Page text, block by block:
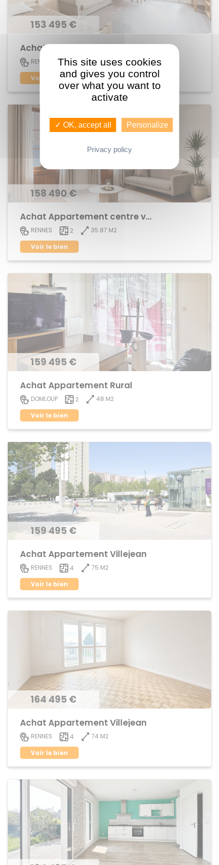
153 495 €
Achat Appartement Villejean
RENNES 3
64 M2
Voir le bien
158 490 €
Achat Appartement centre ville
RENNES 2
35.87 M2
Voir le bien
159 495 €
Achat Appartement Rural
DOMLOUP 2
48 M2
Voir le bien
159 495 €
Achat Appartement Villejean
RENNES 4
75 M2
Voir le bien
164 495 €
Achat Appartement Villejean
RENNES 4
74 M2
Voir le bien
This site uses cookies
and gives you control
over what you want to
activate
✓ OK, accept all Personalize
Privacy policy